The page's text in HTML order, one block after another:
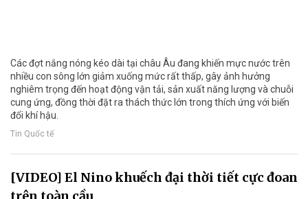
Các đợt nắng nóng kéo dài tại châu Âu đang khiến mực nước trên
nhiều con sông lớn giảm xuống mức rất thấp, gây ảnh hưởng
nghiêm trọng đến hoạt động vận tải, sản xuất năng lượng và chuỗi
cung ứng, đồng thời đặt ra thách thức lớn trong thích ứng với biến
đổi khí hậu.
Tin Quốc tế
[VIDEO] El Nino khuếch đại thời tiết cực đoan
trên toàn cầu